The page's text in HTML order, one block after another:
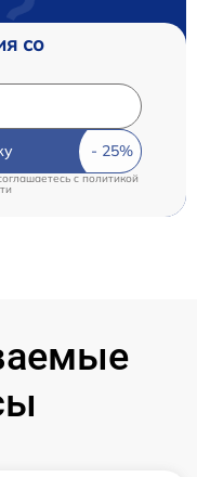
со
cполитикой